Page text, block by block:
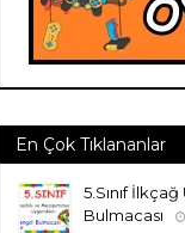
En Çok Tıklananlar
5.Sınıf İlkçağ
Bulmacası